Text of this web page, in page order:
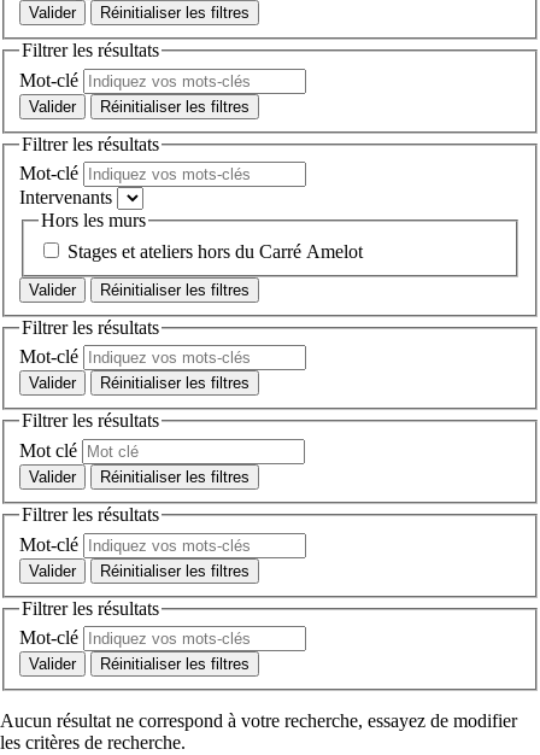
Réinitialiser les filtres
Filtrer les résultats
Mot-clé
Réinitialiser les filtres
Filtrer les résultats
Mot-clé
Intervenants
Hors les murs
Stages et ateliers hors du Carré Amelot
Réinitialiser les filtres
Filtrer les résultats
Mot-clé
Réinitialiser les filtres
Filtrer les résultats
Mot clé
Réinitialiser les filtres
Filtrer les résultats
Mot-clé
Réinitialiser les filtres
Filtrer les résultats
Mot-clé
Réinitialiser les filtres
Aucun résultat ne correspond à votre recherche, essayez de modifier
les critères de recherche.